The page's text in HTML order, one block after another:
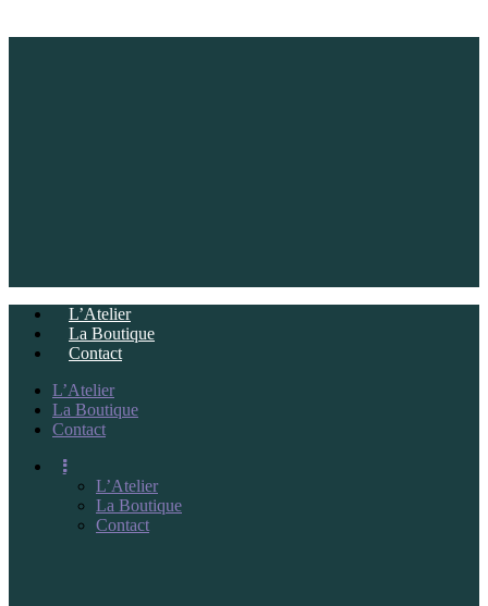
L’Atelier
La Boutique
Contact
L’Atelier
La Boutique
Contact
L’Atelier
La Boutique
Contact